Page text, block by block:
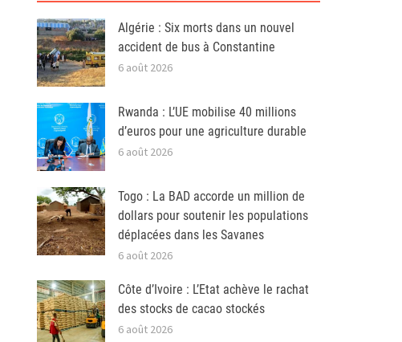
Algérie : Six morts dans un nouvel
accident de bus à Constantine
6 août 2026
Rwanda : L’UE mobilise 40 millions
d’euros pour une agriculture durable
6 août 2026
Togo : La BAD accorde un million de
dollars pour soutenir les populations
déplacées dans les Savanes
6 août 2026
Côte d’Ivoire : L’Etat achève le rachat
des stocks de cacao stockés
6 août 2026